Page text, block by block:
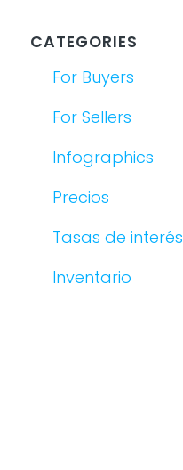
CATEGORIES
For Buyers
For Sellers
Infographics
Precios
Tasas de interés
Inventario